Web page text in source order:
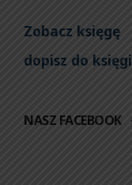
Zobacz księgę
dopisz do księgi
NASZ FACEBOOK